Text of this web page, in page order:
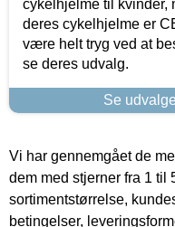
cykelhjelme til kvinder,
deres cykelhjelme er
være helt tryg ved at
se deres udvalg.
Se
Vi har gennemgået de
dem med stjerner fra 1 til
sortimentstørrelse,
betingelser,